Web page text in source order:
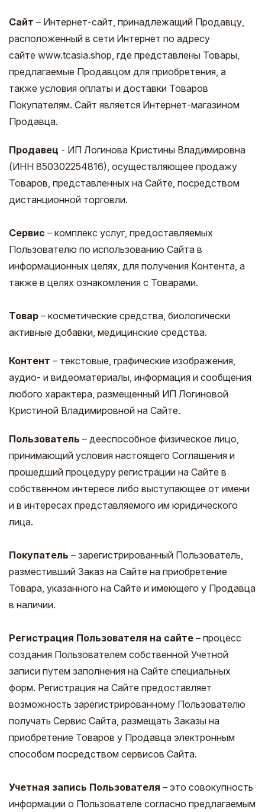
Сайт – Интернет-сайт, принадлежащий Продавцу,
расположенный в сети Интернет по адресу
сайте www.tcasia.shop, где представлены Товары,
предлагаемые Продавцом для приобретения, а
также условия оплаты и доставки Товаров
Покупателям. Сайт является Интернет-магазином
Продавца.
Продавец - ИП Логинова Кристины Владимировна
(ИНН 850302254816), осуществляющее продажу
Товаров, представленных на Сайте, посредством
дистанционной торговли.
Сервис – комплекс услуг, предоставляемых
Пользователю по использованию Сайта в
информационных целях, для получения Контента, а
также в целях ознакомления с Товарами.
Товар – косметические средства, биологически
активные добавки, медицинские средства.
Контент – текстовые, графические изображения,
аудио- и видеоматериалы, информация и сообщения
любого характера, размещенный ИП Логиновой
Кристиной Владимировной на Сайте.
Пользователь – дееспособное физическое лицо,
принимающий условия настоящего Соглашения и
прошедший процедуру регистрации на Сайте в
собственном интересе либо выступающее от имени
и в интересах представляемого им юридического
лица.
Покупатель – зарегистрированный Пользователь,
разместивший Заказ на Сайте на приобретение
Товара, указанного на Сайте и имеющего у Продавца
в наличии.
Регистрация Пользователя на сайте – процесс
создания Пользователем собственной Учетной
записи путем заполнения на Сайте специальных
форм. Регистрация на Сайте предоставляет
возможность зарегистрированному Пользователю
получать Сервис Сайта, размещать Заказы на
приобретение Товаров у Продавца электронным
способом посредством сервисов Сайта.
Учетная запись Пользователя – это совокупность
информации о Пользователе согласно предлагаемым